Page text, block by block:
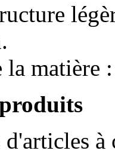
la matière
à